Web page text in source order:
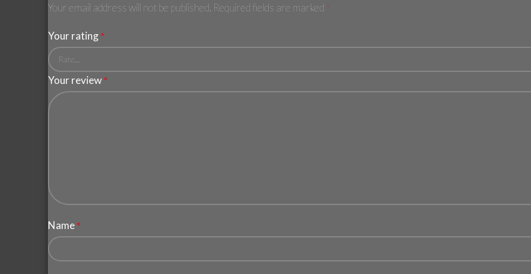
Your email address will not be published. Required fields are marked *
Your rating *
Your review *
Name *